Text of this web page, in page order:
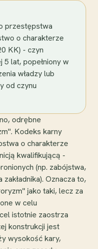
przestępstwa
o charakterze
KK) - czyn
5 lat, popełniony w
władzy lub
od czynu
odrębne
Kodeks karny
o charakterze
kwalifikującą -
(np. zabójstwa,
Oznacza to,
jako taki, lecz za
w celu
istotnie zaostrza
konstrukcji jest
wysokość kary,